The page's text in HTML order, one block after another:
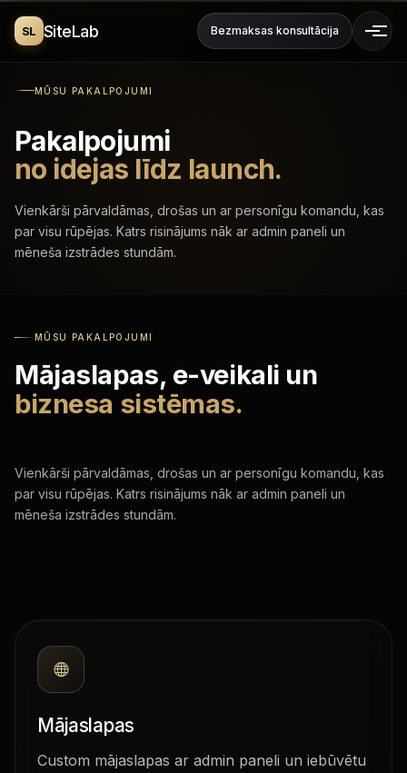
SL SiteLab Bezmaksas konsultācija
MŪSU PAKALPOJUMI
Pakalpojumi
no idejas līdz launch.
Vienkārši pārvaldāmas, drošas un ar personīgu komandu, kas
par visu rūpējas. Katrs risinājums nāk ar admin paneli un
mēneša izstrādes stundām.
MŪSU PAKALPOJUMI
Mājaslapas, e-veikali un
biznesa sistēmas.
Vienkārši pārvaldāmas, drošas un ar personīgu komandu, kas
par visu rūpējas. Katrs risinājums nāk ar admin paneli un
mēneša izstrādes stundām.
Mājaslapas
Custom mājaslapas ar admin paneli un iebūvētu